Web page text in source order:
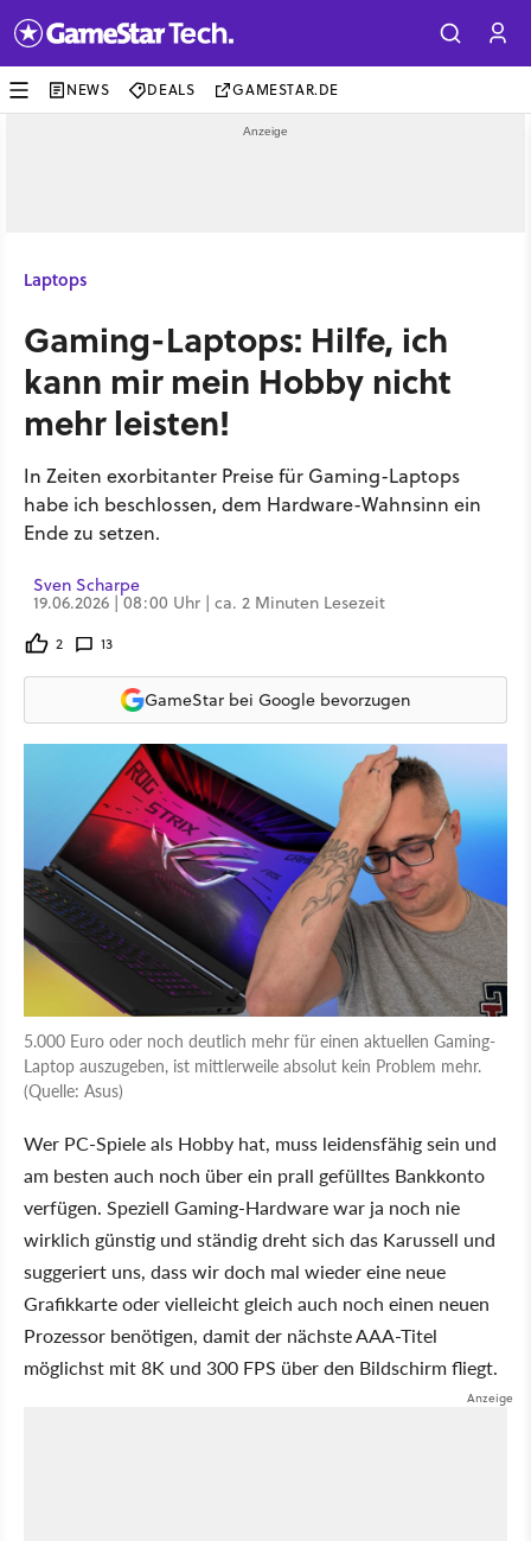
NEWS DEALS GAMESTAR.DE
Laptops
Gaming-Laptops: Hilfe, ich
kann mir mein Hobby nicht
mehr leisten!
In Zeiten exorbitanter Preise für Gaming-Laptops
habe ich beschlossen, dem Hardware-Wahnsinn ein
Ende zu setzen.
Sven Scharpe
19.06.2026 | 08:00 Uhr | ca. 2 Minuten Lesezeit
2 13
GameStar bei Google bevorzugen
5.000 Euro oder noch deutlich mehr für einen aktuellen Gaming-
Laptop auszugeben, ist mittlerweile absolut kein Problem mehr.
(Quelle: Asus)
Wer PC-Spiele als Hobby hat, muss leidensfähig sein und
am besten auch noch über ein prall gefülltes Bankkonto
verfügen. Speziell Gaming-Hardware war ja noch nie
wirklich günstig und ständig dreht sich das Karussell und
suggeriert uns, dass wir doch mal wieder eine neue
Grafikkarte oder vielleicht gleich auch noch einen neuen
Prozessor benötigen, damit der nächste AAA-Titel
möglichst mit 8K und 300 FPS über den Bildschirm fliegt.